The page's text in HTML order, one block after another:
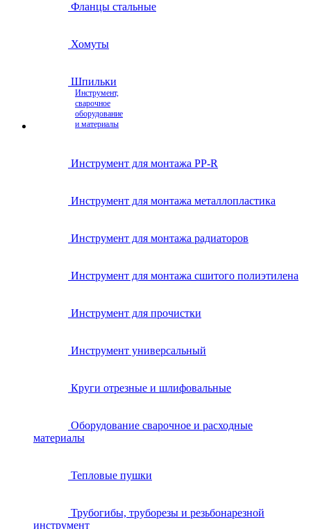
Фланцы стальные
Хомуты
Шпильки
Инструмент,
сварочное
оборудование
и материалы
Инструмент для монтажа PP-R
Инструмент для монтажа металлопластика
Инструмент для монтажа радиаторов
Инструмент для монтажа сшитого полиэтилена
Инструмент для прочистки
Инструмент универсальный
Круги отрезные и шлифовальные
Оборудование сварочное и расходные
материалы
Тепловые пушки
Трубогибы, труборезы и резьбонарезной
инструмент